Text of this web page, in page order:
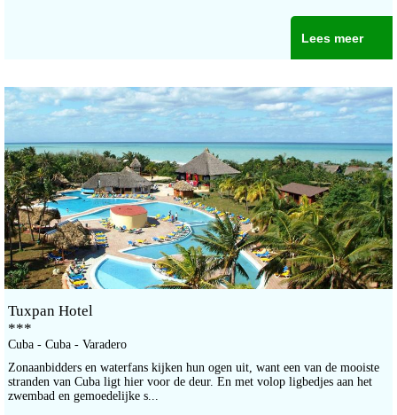
Lees meer
Tuxpan Hotel
***
Cuba - Cuba - Varadero
Zonaanbidders en waterfans kijken hun ogen uit, want een van de mooiste
stranden van Cuba ligt hier voor de deur. En met volop ligbedjes aan het
zwembad en gemoedelijke s...